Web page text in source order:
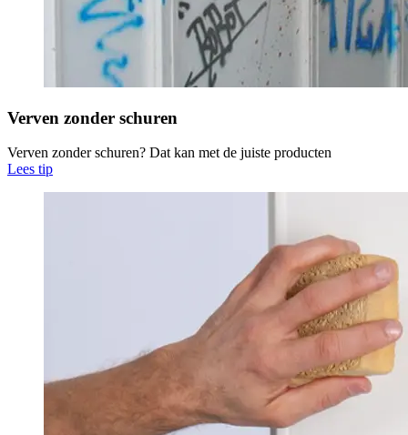
Verven zonder schuren
Verven zonder schuren? Dat kan met de juiste producten
Lees tip